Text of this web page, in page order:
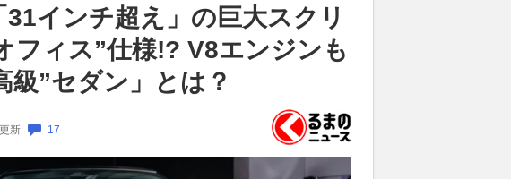
インチ超え」の巨大スクリ
フィス”仕様!? V8エンジンも
級”セダン」とは？
更新 17